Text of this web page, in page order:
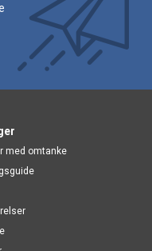
med omtanke